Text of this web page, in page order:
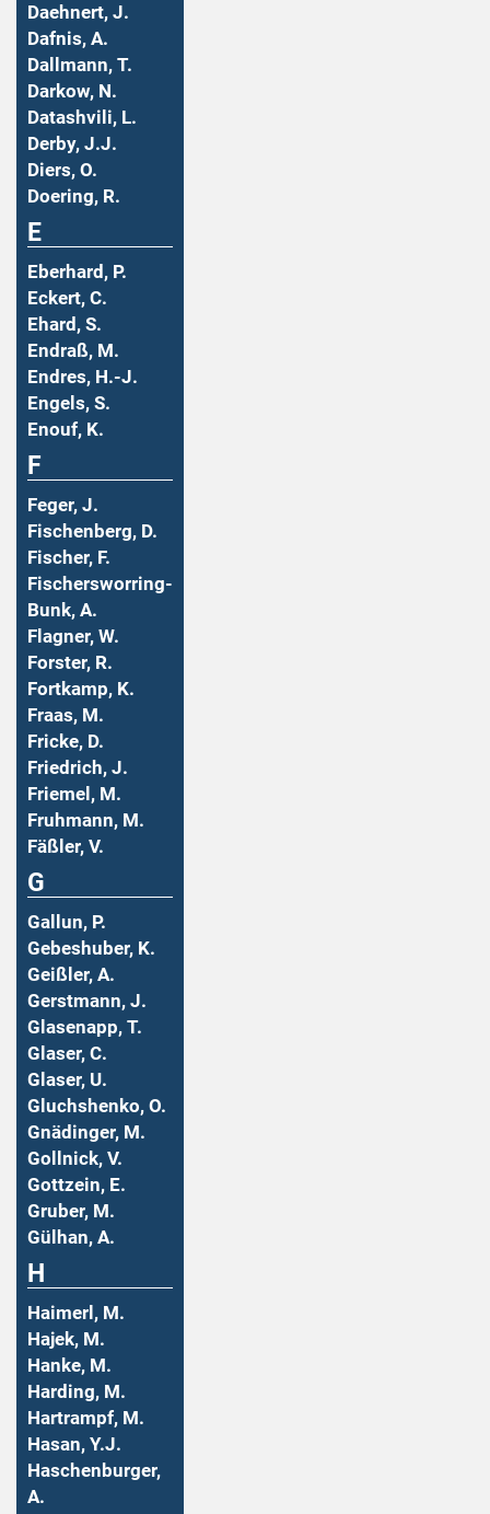
Daehnert, J.
Dafnis, A.
Dallmann, T.
Darkow, N.
Datashvili, L.
Derby, J.J.
Diers, O.
Doering, R.
E
Eberhard, P.
Eckert, C.
Ehard, S.
Endraß, M.
Endres, H.-J.
Engels, S.
Enouf, K.
F
Feger, J.
Fischenberg, D.
Fischer, F.
Fischersworring-
Bunk, A.
Flagner, W.
Forster, R.
Fortkamp, K.
Fraas, M.
Fricke, D.
Friedrich, J.
Friemel, M.
Fruhmann, M.
Fäßler, V.
G
Gallun, P.
Gebeshuber, K.
Geißler, A.
Gerstmann, J.
Glasenapp, T.
Glaser, C.
Glaser, U.
Gluchshenko, O.
Gnädinger, M.
Gollnick, V.
Gottzein, E.
Gruber, M.
Gülhan, A.
H
Haimerl, M.
Hajek, M.
Hanke, M.
Harding, M.
Hartrampf, M.
Hasan, Y.J.
Haschenburger,
A.